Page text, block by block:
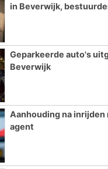
in Beverwijk,
Geparkeerde auto's
Beverwijk
Aanhouding na inrijden
agent